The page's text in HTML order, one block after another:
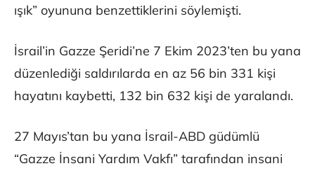
ışık” oyununa benzettiklerini söylemişti.
İsrail’in Gazze Şeridi’ne 7 Ekim 2023’ten bu yana
düzenlediği saldırılarda en az 56 bin 331 kişi
hayatını kaybetti, 132 bin 632 kişi de yaralandı.
27 Mayıs’tan bu yana İsrail-ABD güdümlü
“Gazze İnsani Yardım Vakfı” tarafından insani